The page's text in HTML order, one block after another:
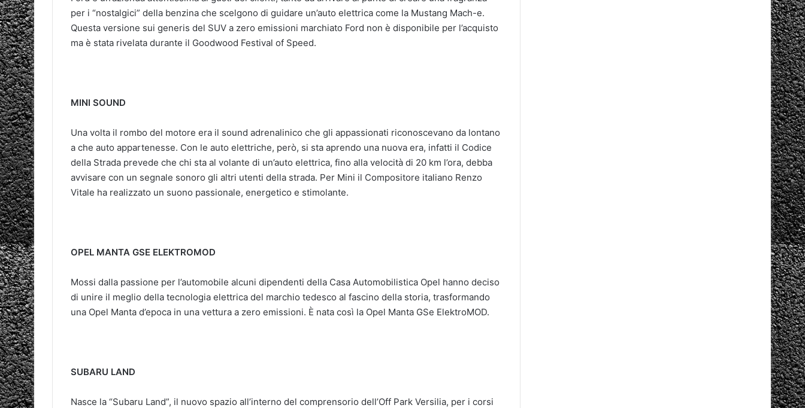
per i “nostalgici” della benzina che scelgono di guidare un’auto elettrica come la Mustang Mach-e.
Questa versione sui generis del SUV a zero emissioni marchiato Ford non è disponibile per l’acquisto
ma è stata rivelata durante il Goodwood Festival of Speed.
MINI SOUND
Una volta il rombo del motore era il sound adrenalinico che gli appassionati riconoscevano da lontano
a che auto appartenesse. Con le auto elettriche, però, si sta aprendo una nuova era, infatti il Codice
della Strada prevede che chi sta al volante di un’auto elettrica, fino alla velocità di 20 km l’ora, debba
avvisare con un segnale sonoro gli altri utenti della strada. Per Mini il Compositore italiano Renzo
Vitale ha realizzato un suono passionale, energetico e stimolante.
OPEL MANTA GSE ELEKTROMOD
Mossi dalla passione per l’automobile alcuni dipendenti della Casa Automobilistica Opel hanno deciso
di unire il meglio della tecnologia elettrica del marchio tedesco al fascino della storia, trasformando
una Opel Manta d’epoca in una vettura a zero emissioni. È nata così la Opel Manta GSe ElektroMOD.
SUBARU LAND
Nasce la “Subaru Land”, il nuovo spazio all’interno del comprensorio dell’Off Park Versilia, per i corsi